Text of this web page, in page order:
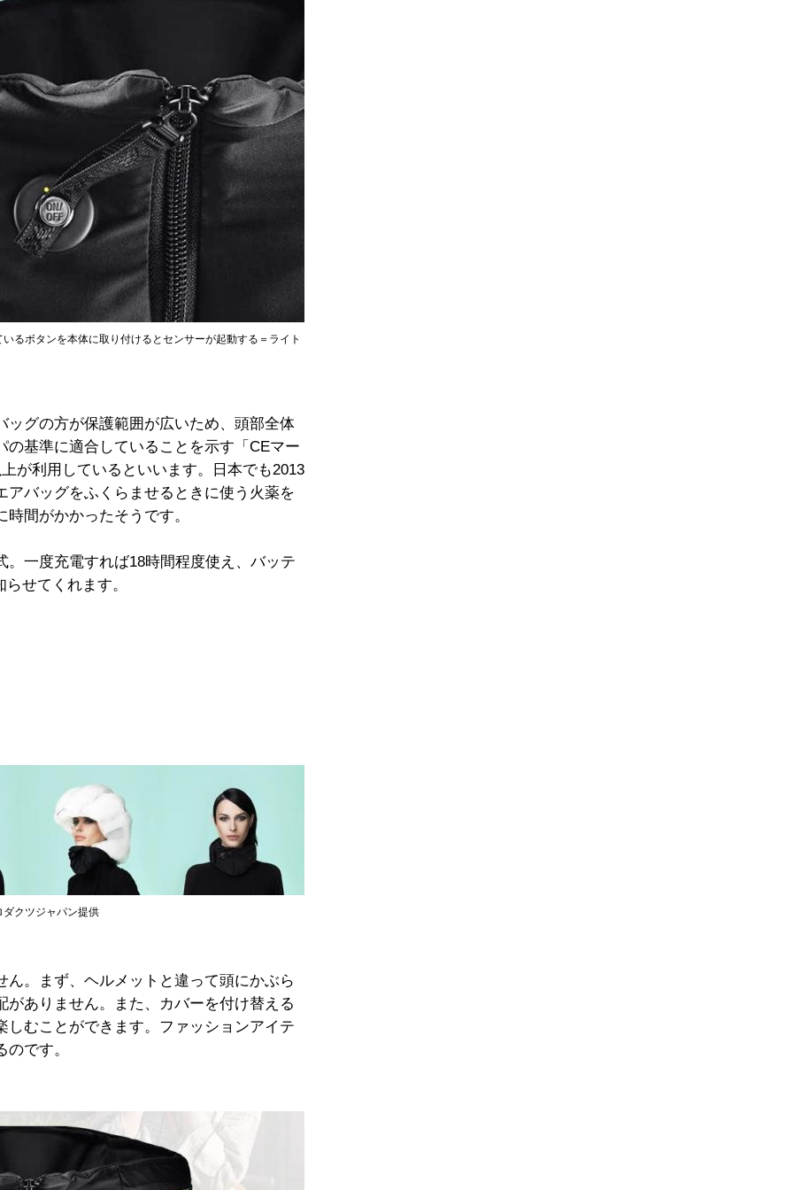
るボタンを本体に取り付けるとセンサーが起動する＝ライト
グの方が保護範囲が広いため、頭部全体
基準に適合していることを示す「CEマー
が利用しているといいます。日本でも2013
バッグをふくらませるときに使う火薬を
間がかかったそうです。
一度充電すれば18時間程度使え、バッテ
せてくれます。
クツジャパン提供
。まず、ヘルメットと違って頭にかぶら
ありません。また、カバーを付け替える
むことができます。ファッションアイテ
です。